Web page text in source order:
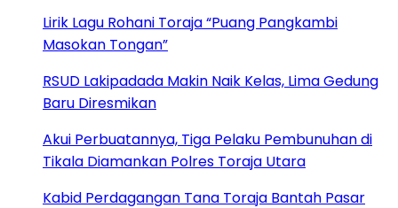
Lirik Lagu Rohani Toraja “Puang Pangkambi
Masokan Tongan”
RSUD Lakipadada Makin Naik Kelas, Lima Gedung
Baru Diresmikan
Akui Perbuatannya, Tiga Pelaku Pembunuhan di
Tikala Diamankan Polres Toraja Utara
Kabid Perdagangan Tana Toraja Bantah Pasar